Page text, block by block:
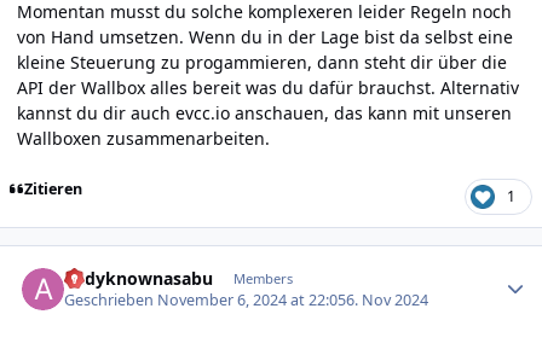
Momentan musst du solche komplexeren leider Regeln noch
von Hand umsetzen. Wenn du in der Lage bist da selbst eine
kleine Steuerung zu progammieren, dann steht dir über die
API der Wallbox alles bereit was du dafür brauchst. Alternativ
kannst du dir auch evcc.io anschauen, das kann mit unseren
Wallboxen zusammenarbeiten.
Zitieren 1
andyknownasabu Members
Geschrieben November 6, 2024 at 22:056. Nov 2024